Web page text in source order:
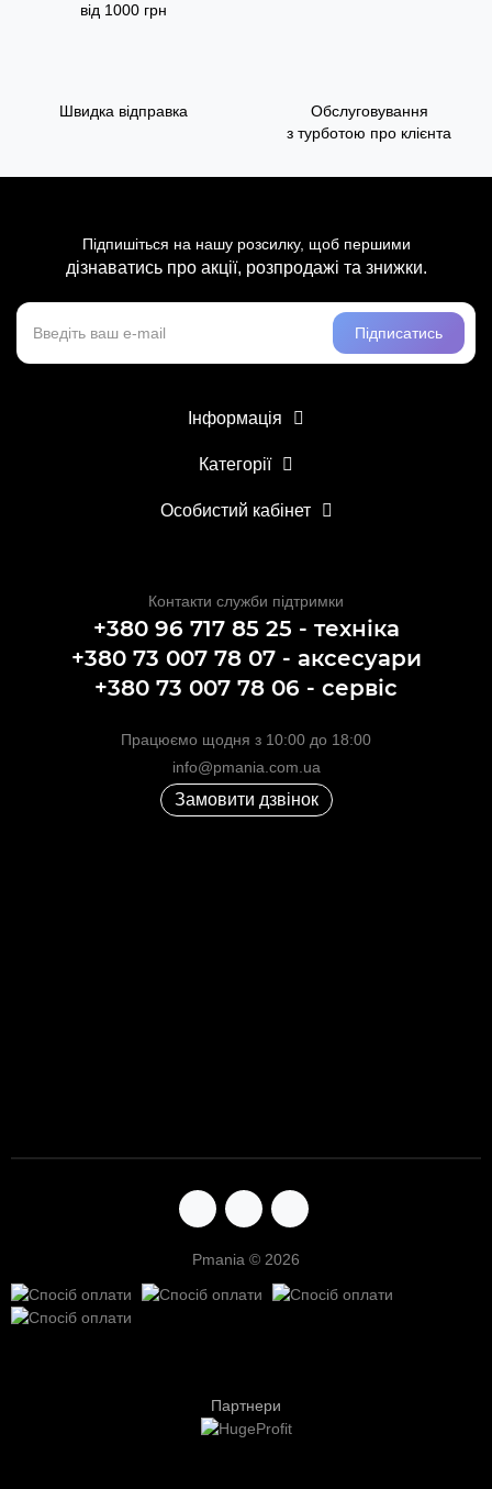
від 1000 грн
Швидка відправка
Обслуговування
з турботою про клієнта
Підпишіться на нашу розсилку, щоб першими
дізнаватись про акції, розпродажі та знижки.
Підписатись
Інформація
Категорії
Особистий кабінет
Контакти служби підтримки
+380 96 717 85 25 - техніка
+380 73 007 78 07 - аксесуари
+380 73 007 78 06 - сервіс
Працюємо щодня з 10:00 до 18:00
info@pmania.com.ua
Замовити дзвінок
Pmania © 2026
Партнери